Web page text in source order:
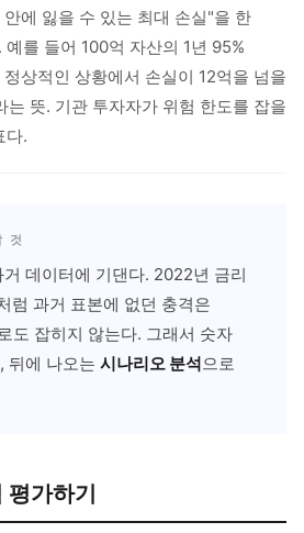
에 잃을 수 있는 최대 손실"을 한
예를 들어 100억 자산의 1년 95%
상적인 상황에서 손실이 12억을 넘을
는 뜻. 기관 투자자가 위험 한도를 잡을
다.
것
데이터에 기댄다. 2022년 금리
럼 과거 표본에 없던 충격은
도 잡히지 않는다. 그래서 숫자
뒤에 나오는 시나리오 분석으로
평가하기